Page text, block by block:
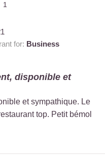
1
for: Business
disponible et
et sympathique. Le
top. Petit bémol